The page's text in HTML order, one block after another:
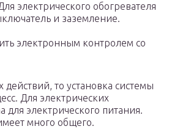
электрического обогревателя
и заземление.
электронным контролем со
то установка системы
Для электрических
для электрического питания.
много общего.